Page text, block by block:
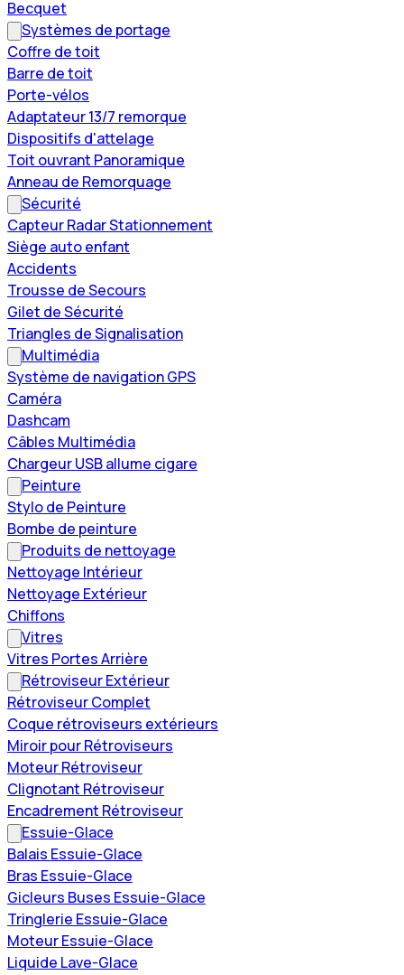
Becquet
Systèmes de portage
Coffre de toit
Barre de toit
Porte-vélos
Adaptateur 13/7 remorque
Dispositifs d'attelage
Toit ouvrant Panoramique
Anneau de Remorquage
Sécurité
Capteur Radar Stationnement
Siège auto enfant
Accidents
Trousse de Secours
Gilet de Sécurité
Triangles de Signalisation
Multimédia
Système de navigation GPS
Caméra
Dashcam
Câbles Multimédia
Chargeur USB allume cigare
Peinture
Stylo de Peinture
Bombe de peinture
Produits de nettoyage
Nettoyage Intérieur
Nettoyage Extérieur
Chiffons
Vitres
Vitres Portes Arrière
Rétroviseur Extérieur
Rétroviseur Complet
Coque rétroviseurs extérieurs
Miroir pour Rétroviseurs
Moteur Rétroviseur
Clignotant Rétroviseur
Encadrement Rétroviseur
Essuie-Glace
Balais Essuie-Glace
Bras Essuie-Glace
Gicleurs Buses Essuie-Glace
Tringlerie Essuie-Glace
Moteur Essuie-Glace
Liquide Lave-Glace